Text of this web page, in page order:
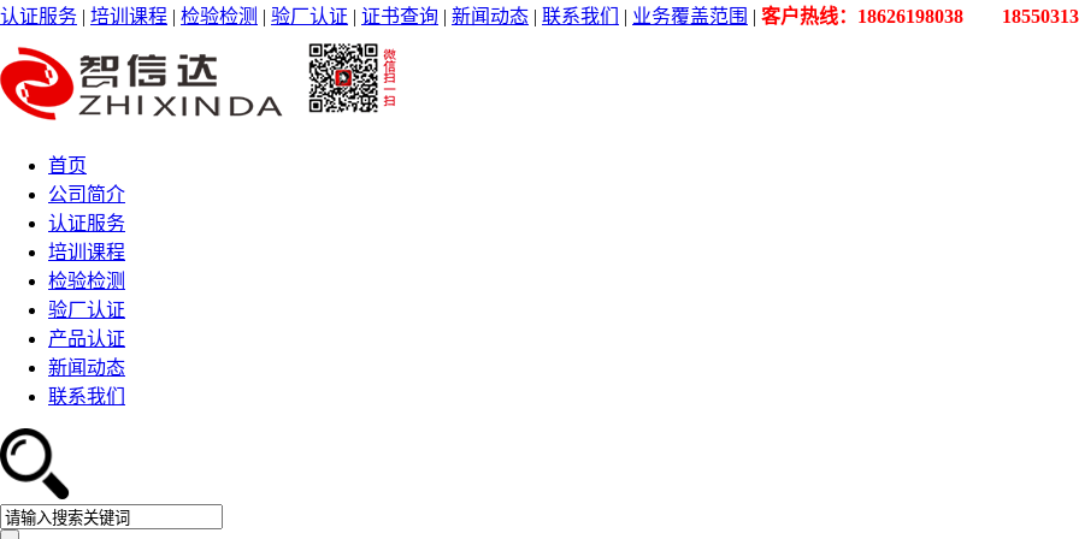
认证服务 | 培训课程 | 检验检测 | 验厂认证 | 证书查询 | 新闻动态 | 联系我们 | 业务覆盖范围 | 客户热线：18626198038
首页
公司简介
认证服务
培训课程
检验检测
验厂认证
产品认证
新闻动态
联系我们